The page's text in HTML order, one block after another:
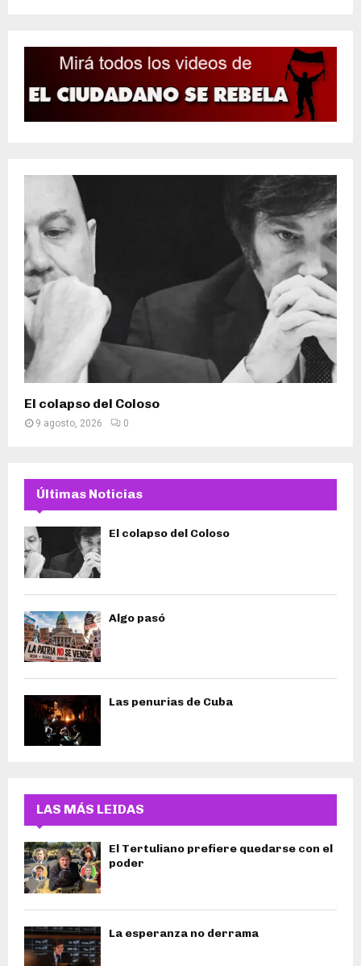
El colapso del Coloso
9 agosto, 2026 0
Últimas Noticias
El colapso del Coloso
Algo pasó
Las penurias de Cuba
LAS MÁS LEIDAS
El Tertuliano prefiere quedarse con el
poder
La esperanza no derrama